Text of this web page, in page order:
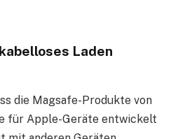
Laden
die Magsafe-Produkte von
für Apple-Geräte entwickelt